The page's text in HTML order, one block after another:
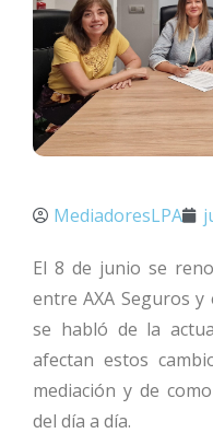
MediadoresLPA
El 8 de junio se
entre AXA Seguros
se habló de la
afectan estos
mediación y de
del día a día.